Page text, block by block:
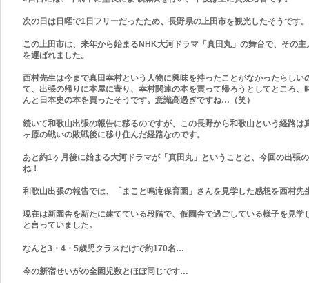
次の日は日曜で1 日フリーだったため、長野県の上田市を観光したそうです。
この上田市は、来年から始まるNHK大河ドラマ「真田丸」の舞台で、その
を運ばれました。
西村先生は今まで真田幸村という人物に興味を持ったことがなかったらしい
て、出張の帰りに本屋に寄り、幸村関連の本を買って帰ろうとしてところ、
んと日本史の本を買ったそうです。意識高過ぎですね…（笑）
続いて和歌山出張の報告に移るのですが、この長野から和歌山という経路は
ヶ原の戦いの敗戦後に移り住んだ経路なのです。
あと約1ヶ月後に始まる大河ドラマが「真田丸」ということと、今回の出張
ね！
和歌山出張の報告では、「まこと鳴滝保育園」さんを見学した感想を西村先
現在は新園舎を新たに建てている段階で、仮園舎で過ごしている様子を見学
と言っていました。
なんと3・4・5歳児クラスだけで約170名…
今の新宿せいがの全園児数とほぼ同じです…